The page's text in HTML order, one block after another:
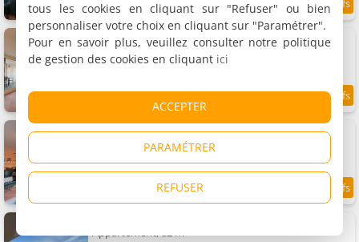
5.8 km 8.7/10
Callantsoger Staete A302
Appartement, 134 m²
6 personnes, 3 chambres, 1 salle de bains
8.7/10
Callantsoger Staete A107
Appartement, 112 m²
4 personnes, 2 chambres, 1 salle de bains
9
Appartement, 82 m²
tous les cookies en cliquant sur "Refuser" ou bien
personnaliser votre choix en cliquant sur "Paramétrer".
Pour en savoir plus, veuillez consulter notre politique
de gestion des cookies en cliquant ici
ACCEPTER
PARAMÉTRER
REFUSER